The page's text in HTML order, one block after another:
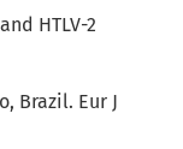
HTLV-2
Brazil. Eur J